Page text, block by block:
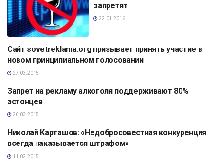
запретят
22.01.2016
СМИ
Сайт sovetreklama.org призывает принять участие в
новом принципиальном голосовании
27.03.2015
АНАЛИТИКА
Запрет на рекламу алкоголя поддерживают 80%
эстонцев
20.03.2015
АНАЛИТИКА
Николай Карташов: «Недобросовестная конкуренция
всегда наказывается штрафом»
11.02.2015